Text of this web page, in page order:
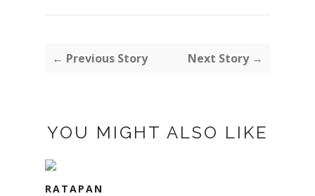
← Previous Story Next Story →
YOU MIGHT ALSO LIKE
RATAPAN